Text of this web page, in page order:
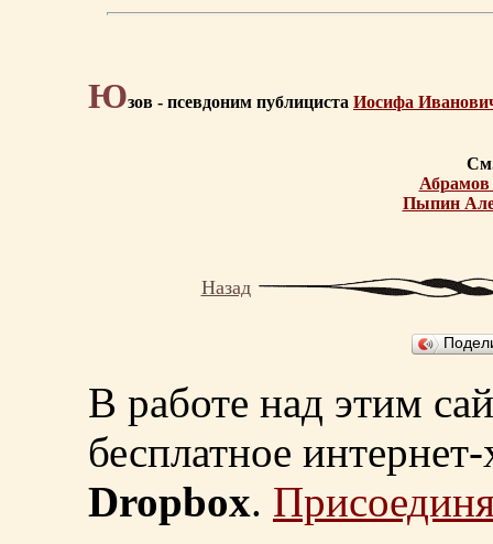
Юзов - псевдоним публициста Иосифа
Абрамов
Пыпин
Назад
В работе над этим
бесплатное
Dropbox.